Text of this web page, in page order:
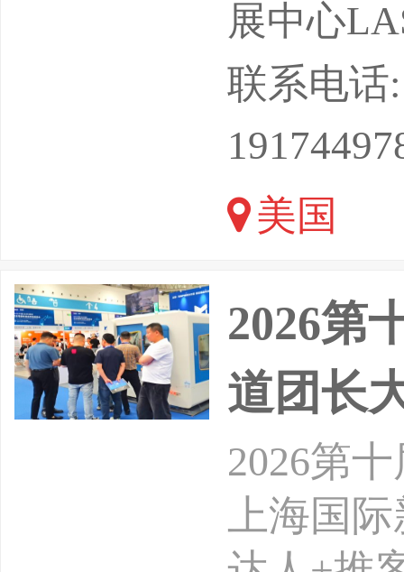
数灯光
额，是
梁。展
品发布
业者齐聚
展中心
联系电话
美国
2026第
道团长
2026第
上海国